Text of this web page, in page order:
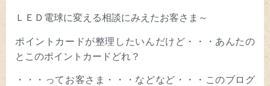
ＬＥＤ電球に変える相談にみえたお客さま～
ポイントカードが整理したいんだけど・・・あんたの
とこのポイントカードどれ？
・・・ってお客さま・・・などなど・・・このブログ